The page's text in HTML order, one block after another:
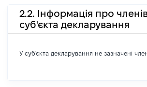
2.2. Інформація про членів
суб'єкта декларування
У суб'єкта декларування не зазначені